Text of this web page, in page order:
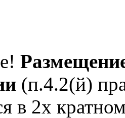
(п.4.2(й)
в 2х